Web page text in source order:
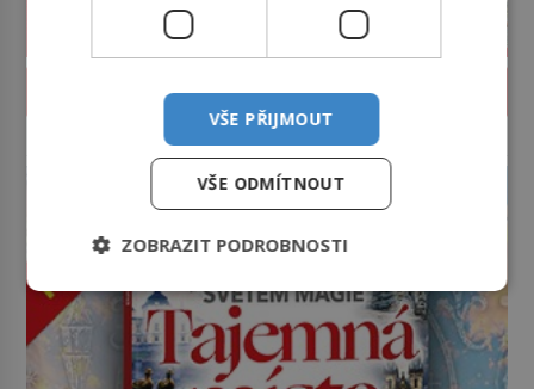
PROLISTOVAT ČASOPIS
reklama
VŠE PŘIJMOUT
VŠE ODMÍTNOUT
ZOBRAZIT PODROBNOSTI